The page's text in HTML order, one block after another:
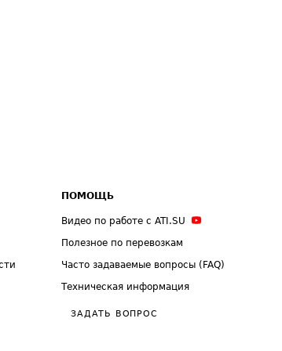
ПОМОЩЬ
Видео по работе с ATI.SU
Полезное по перевозкам
Часто задаваемые вопросы (FAQ)
Техническая информация
ЗАДАТЬ ВОПРОС